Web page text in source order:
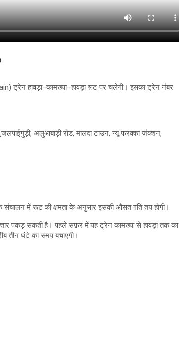
ट्रेन हावड़ा–कामख्या–हावड़ा रूट पर चलेगी। इसका ट्रेन नंबर
जलपाईगुड़ी, अलुआबाड़ी रोड, मालदा टाउन, न्यू फरक्का जंक्शन,
संचालन में रूट की क्षमता के अनुसार इसकी औसत गति तय होगी।
पकड़ सकती है। पहले सफ़र में यह ट्रेन कामख्या से हावड़ा तक का
तीन घंटे का समय बचाएगी।